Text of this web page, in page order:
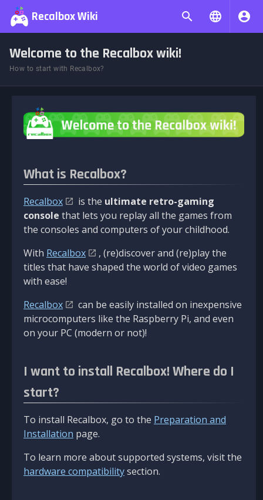
Recalbox Wiki
Welcome to the Recalbox wiki!
How to start with Recalbox?
What is Recalbox?
Recalbox is the ultimate retro-gaming
console that lets you replay all the games from
the consoles and computers of your childhood.
With Recalbox
, (re)discover and (re)play the
titles that have shaped the world of video games
with ease!
Recalbox
can be easily installed on inexpensive
microcomputers like the Raspberry Pi, and even
on your PC (modern or not)!
I want to install Recalbox! Where do I
start?
To install Recalbox, go to the Preparation and
Installation page.
To learn more about supported systems, visit the
hardware compatibilitysection.